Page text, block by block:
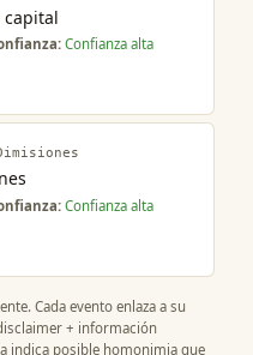
capital
Confianza alta
Confianza alta
Cada evento enlaza a su
+ información
indica posible homonimia que